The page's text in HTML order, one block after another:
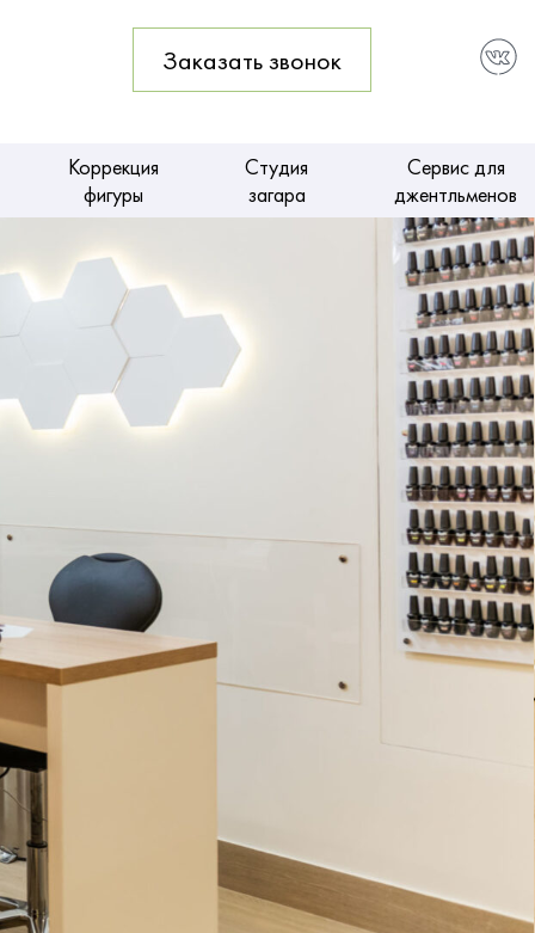
Заказать звонок
Коррекция
фигуры
Студия
загара
Сервис для
джентльменов